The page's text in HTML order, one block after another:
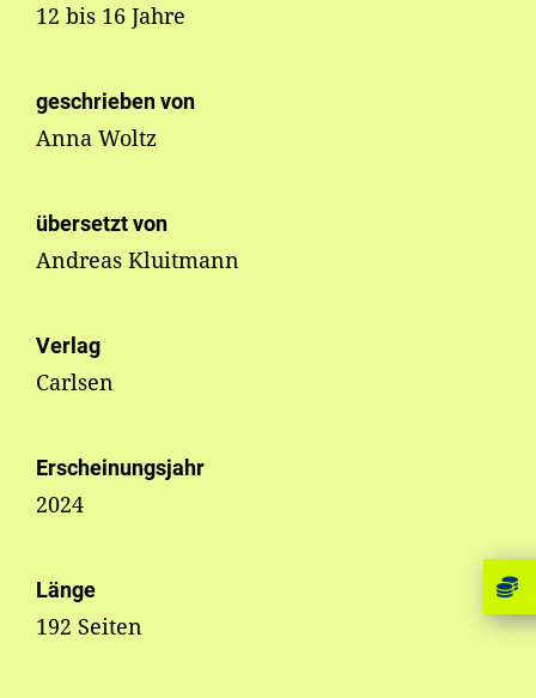
12 bis 16 Jahre
geschrieben von
Anna Woltz
übersetzt von
Andreas Kluitmann
Verlag
Carlsen
Erscheinungsjahr
2024
Länge
192 Seiten